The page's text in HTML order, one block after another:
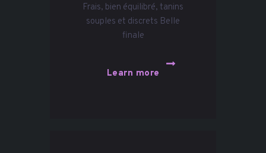
Frais, bien équilibré, tanins
souples et discrets Belle
finale
Learn more